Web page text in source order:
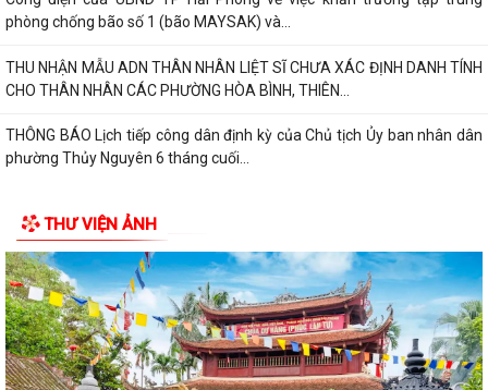
THÂN NHÂN LIỆT SĨ CHƯA XÁC ĐỊNH DANH TÍNH
PHƯỜNG THỦY NGUYÊN TRIỂN KHAI VẬN ĐỘNG ỦNG HỘ QUỸ "ĐỀN ƠN
ĐÁP NGHĨA" NĂM 2026
THÔNG TIN VỀ VIỆC SẮP XẾP, TỔ CHỨC LẠI CÁC TỔ DÂN PHỐ TRÊN
ĐỊA BÀN PHƯỜNG THỦY NGUYÊN
Trung tâm chính trị phường Thủy Nguyên tiếp tục tổ chức lớp bồi
dưỡng lý luận chính trị và nghiệp...
Thông báo của UBND phường Thủy Nguyên Tóm tắt thành tích cá
nhân đề nghị xét tặng danh hiệu nhà...
Thông báo giới thiệu chức danh và chữ ký của Chủ tịch, các Phó chủ
THƯ VIỆN ẢNH